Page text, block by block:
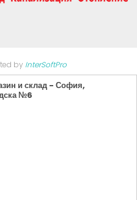
by InterSoftPro
и склад - София,
№6